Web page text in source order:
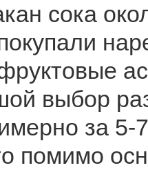
сока
выбор
за 5-
помимо